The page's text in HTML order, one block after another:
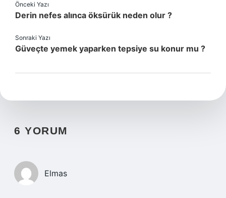
Önceki Yazı
Derin nefes alınca öksürük neden olur ?
Sonraki Yazı
Güveçte yemek yaparken tepsiye su konur mu ?
6 YORUM
Elmas